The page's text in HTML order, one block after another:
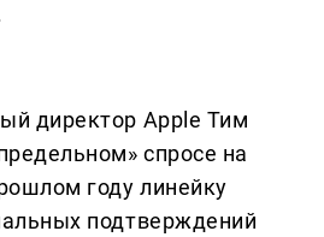
директор Apple Тим
спросе на
году линейку
подтверждений